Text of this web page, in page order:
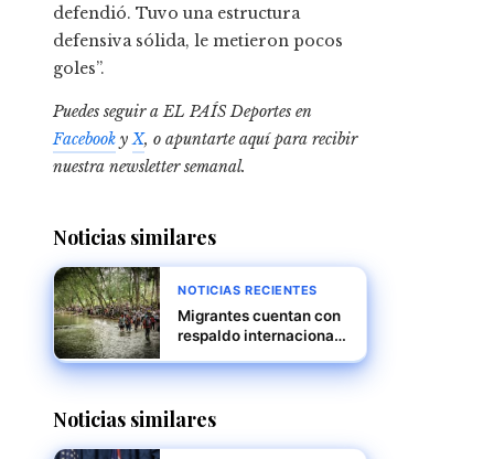
defendió. Tuvo una estructura
defensiva sólida, le metieron pocos
goles”.
Puedes seguir a EL PAÍS Deportes en
Facebook yX, o apuntarte aquí para recibir
nuestra newsletter semanal.
Noticias similares
NOTICIAS RECIENTES
Migrantes cuentan con
respaldo internacional,
Noticias similares